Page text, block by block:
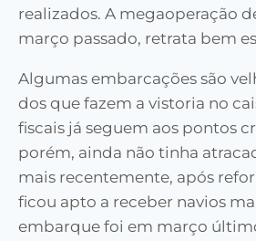
realizados. A megaoperação
março passado, retrata bem
Algumas embarcações são
dos que fazem a vistoria no
fiscais já seguem aos pontos
porém, ainda não tinha
mais recentemente, após
ficou apto a receber navios
embarque foi em março